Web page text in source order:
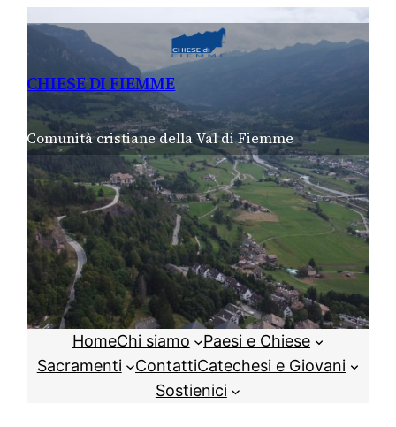
CHIESE DI FIEMME
Comunità cristiane della Val di Fiemme
HomeChi siamo
Paesi e Chiese
Sacramenti
ContattiCatechesi e Giovani
Sostienici